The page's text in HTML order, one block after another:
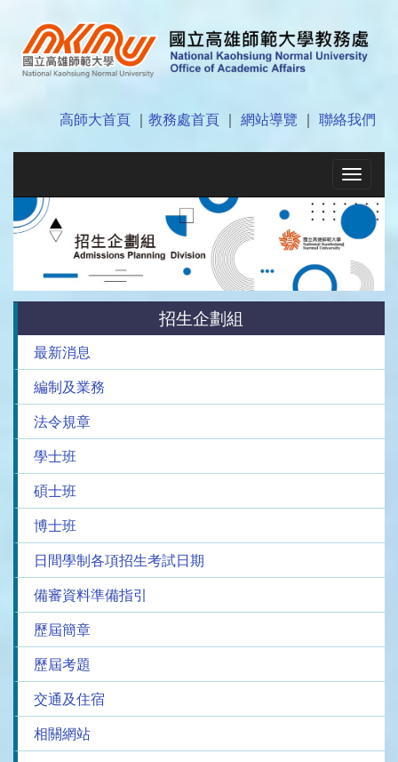
高師大首頁 教務處首頁 網站導覽 聯絡我們
Toggle
招生企劃組
最新消息
編制及業務
法令規章
學士班
碩士班
博士班
日間學制各項招生考試日期
備審資料準備指引
歷屆簡章
歷屆考題
交通及住宿
相關網站